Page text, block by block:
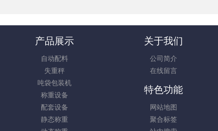
产品展示
自动配料
失重秤
吨袋包装机
称重设备
配套设备
静态称重
关于我们
公司简介
在线留言
特色功能
网站地图
聚合标签